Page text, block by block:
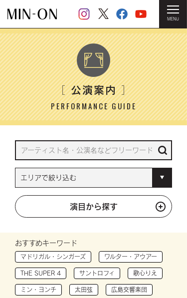
MENU
HOME ＞ 公演案内
［公演案内］
PERFORMANCE GUIDE
演目から探す
おすすめキーワード
マドリガル・シンガーズ ワルター・アウアー
THE SUPER 4 サントロフィ 歌心りえ
ミン・ヨンチ 太田弦 広島交響楽団